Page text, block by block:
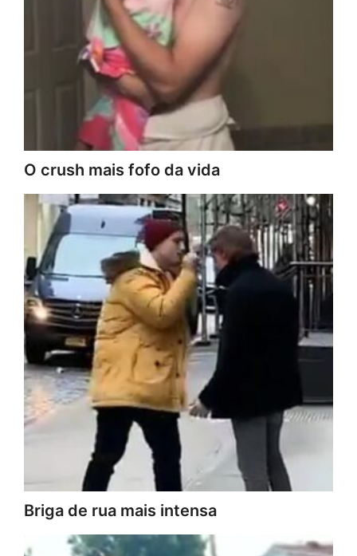
O crush mais fofo da vida
Briga de rua mais intensa